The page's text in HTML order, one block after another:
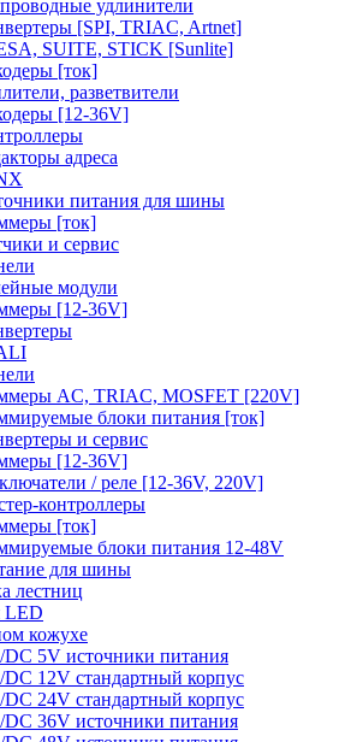
удлинители
[SPI, TRIAC, Artnet]
SUITE, STICK [Sunlite]
[ток]
разветвители
[12-36V]
адреса
питания для шины
[ток]
и сервис
модули
[12-36V]
AC, TRIAC, MOSFET [220V]
блоки питания [ток]
и сервис
[12-36V]
/ реле [12-36V, 220V]
контроллеры
[ток]
блоки питания 12-48V
для шины
лестниц
LED
кожухе
DC 5V источники питания
12V стандартный корпус
24V стандартный корпус
DC 36V источники питания